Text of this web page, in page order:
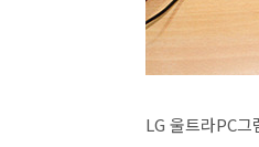
LG 울트라PC